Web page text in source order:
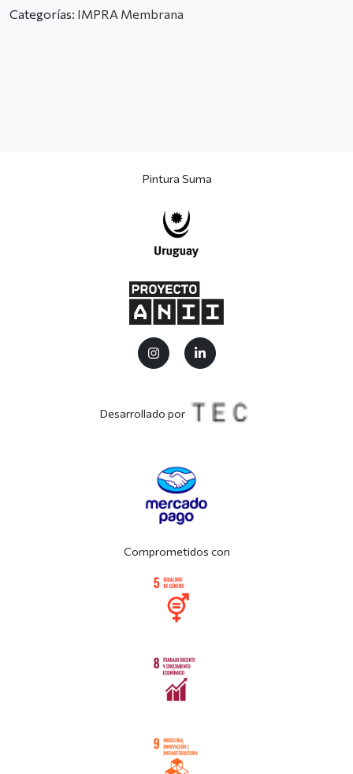
Categorías: IMPRA Membrana
Pintura Suma
Desarrollado por
Comprometidos con